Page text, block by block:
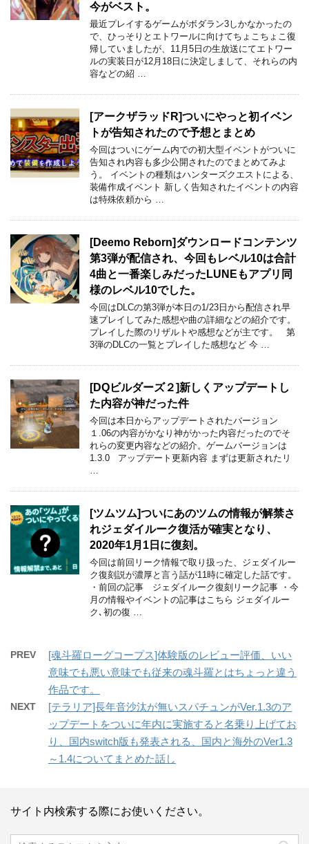
今がベスト。
最近プレイするゲームがボダラン3しかなかったの
で、ひっそりとエトワールに向けてちょこちょこ復
帰していましたが、11月5日の生放送にてエトワー
ルの実装日が12月18日に決定しまして、それらの内
容などの紹 …
[アークザラッドR]ついにやっと初イベン
トが告知されたので予想とまとめ
今回はついにゲーム内での初大型イベントがついに
告知され内容も多少公開されたのでまとめてみよ
う。 イベントの種類はハンターズクエストによる、
装備作成イベント 新しく告知されたイベントの内容
は特殊依頼から …
[Deemo Reborn]ダウンロードコンテンツ
第3弾が配信され、今回もレベル10は合計
4曲と一番楽しみだったLUNEもアプリ同
様のレベル10でした。
今回はDLCの第3弾が本日の1/23日から配信され早
速プレイしてみた感想や曲の詳細などの紹介です。
プレイした際のリザルトや感想などが主です。 第
3弾のDLCの一覧とプレイした感想など 今 …
[DQビルダーズ２]新しくアップデートし
た内容が神だった件
今回は本日からアップデートされたバージョン
１.06の内容がかなり神がかった内容だったのでそ
れらの変更内容などの紹介。ゲームバージョンは
1.3.0 アップデート更新内容 まずは更新されたリ
…
[ツムツム]ついにあのツムの情報が解禁さ
れジェダイルーク復活が確実となり、
2020年1月1日に復刻。
今回は前回リーク情報で取り扱った、ジェダイルー
ク復刻説が濃厚と言う話が11時に確定した話です。
・前回の記事 ジェダイルーク復刻リーク記事 ・今
月の情報やイベントの記事はこちら ジェダイルー
ク､初の復 …
PREV
[魂斗羅ローグコープス]体験版のレビュー評価、いい
意味でも悪い意味でも従来の魂斗羅とはちょっと違う
作品です。
NEXT
[テラリア]長年音沙汰が無いスパチュンがVer.1.3のア
ップデートをついに年内に実施すると名乗り上げてお
り、国内switch版も発表される、国内と海外のVer1.3
～1.4についてまとめた話し
サイト内検索する際にお使いください。